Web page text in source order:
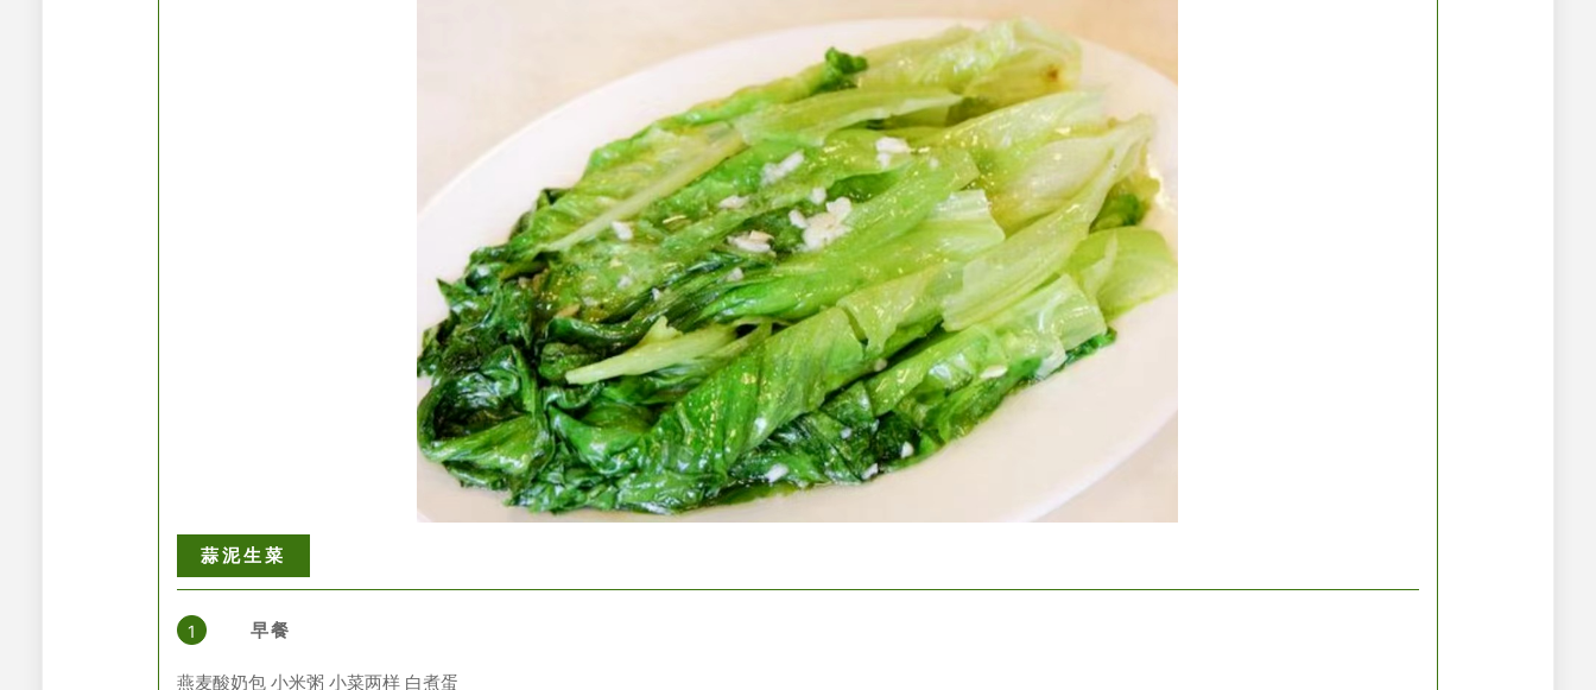
蒜泥生菜
1 早餐
燕麦酸奶包 小米粥 小菜两样 白煮蛋